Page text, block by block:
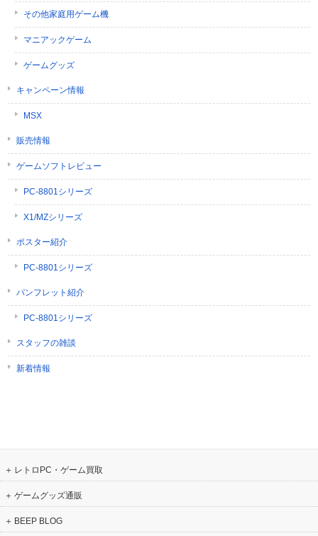
その他家庭用ゲーム機
マニアックゲーム
ゲームグッズ
キャンペーン情報
MSX
販売情報
ゲームソフトレビュー
PC-8801シリーズ
X1/MZシリーズ
ポスター紹介
PC-8801シリーズ
パンフレット紹介
PC-8801シリーズ
スタッフの雑談
新着情報
レトロPC・ゲーム買取
ゲームグッズ通販
BEEP BLOG